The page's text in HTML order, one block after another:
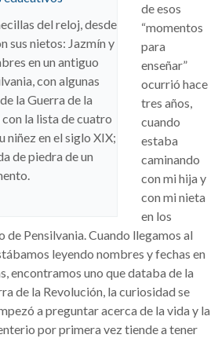
del reloj, desde
sus nietos: Jazmín y
en un antiguo
con algunas
la Guerra de la
la lista de cuatro
niñez en el siglo XIX;
de piedra de un
de esos
“momentos
para
enseñar”
ocurrió hace
tres años,
cuando
estaba
caminando
con mi hija y
con mi nieta
en los
de Pensilvania. Cuando llegamos al
leyendo nombres y fechas en
encontramos uno que databa de la
de la Revolución, la curiosidad se
a preguntar acerca de la vida y la
por primera vez tiende a tener